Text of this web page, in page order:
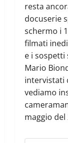
resta
docuserie
schermo i
filmati
e i sospetti
Mario
intervistati
vediamo
maggio del